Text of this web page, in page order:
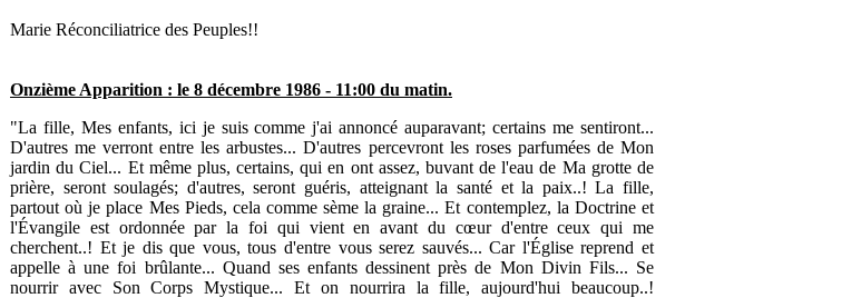
Marie Réconciliatrice des Peuples!!
Onzième Apparition : le 8 décembre 1986 - 11:00 du matin.
"La fille, Mes enfants, ici je suis comme j'ai annoncé auparavant; certains me sentiront...
D'autres me verront entre les arbustes... D'autres percevront les roses parfumées de Mon
jardin du Ciel... Et même plus, certains, qui en ont assez, buvant de l'eau de Ma grotte de
prière, seront soulagés; d'autres, seront guéris, atteignant la santé et la paix..! La fille,
partout où je place Mes Pieds, cela comme sème la graine... Et contemplez, la Doctrine et
l'Évangile est ordonnée par la foi qui vient en avant du cœur d'entre ceux qui me
cherchent..! Et je dis que vous, tous d'entre vous serez sauvés... Car l'Église reprend et
appelle à une foi brûlante... Quand ses enfants dessinent près de Mon Divin Fils... Se
nourrir avec Son Corps Mystique... Et on nourrira la fille, aujourd'hui beaucoup..!